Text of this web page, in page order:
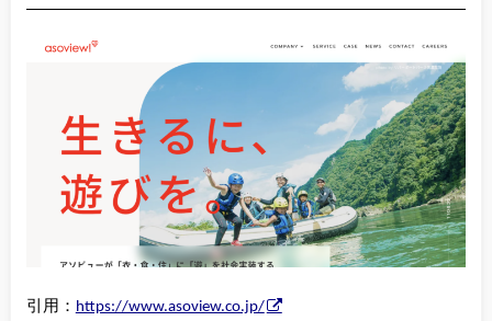
引用： https://www.asoview.co.jp/